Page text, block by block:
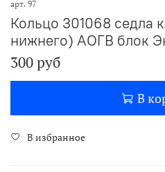
арт. 97
Кольцо 301068 седла
нижнего) АОГВ блок
300 руб
В
В избранное